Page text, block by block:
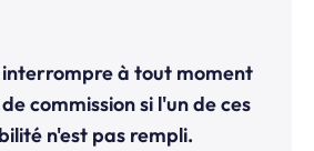
interrompre à tout moment
commission si l'un de ces
n'est pas rempli.